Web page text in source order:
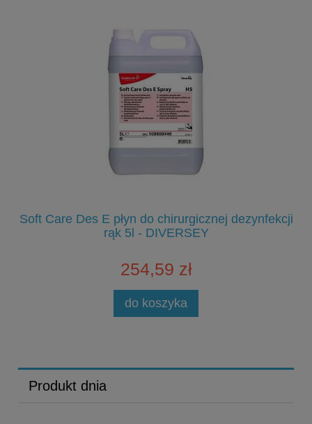
Soft Care Des E płyn do chirurgicznej dezynfekcji
rąk 5l - DIVERSEY
254,59 zł
do koszyka
Produkt dnia